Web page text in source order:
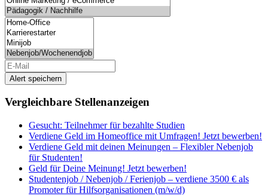
Alert speichern
Vergleichbare Stellenanzeigen
Gesucht: Teilnehmer für bezahlte Studien
Verdiene Geld im Homeoffice mit Umfragen! Jetzt bewerben!
Verdiene Geld mit deinen Meinungen – Flexibler Nebenjob
für Studenten!
Geld für Deine Meinung! Jetzt bewerben!
Studentenjob / Nebenjob / Ferienjob – verdiene 3500 € als
Promoter für Hilfsorganisationen (m/w/d)